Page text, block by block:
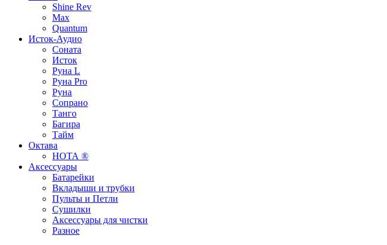
Shine Rev
Max
Quantum
Исток-Аудио
Соната
Исток
Руна L
Руна Pro
Руна
Сопрано
Танго
Багира
Тайм
Октава
НОТА ®
Аксессуары
Батарейки
Вкладыши и трубки
Пульты и Петли
Сушилки
Аксессуары для чистки
Разное